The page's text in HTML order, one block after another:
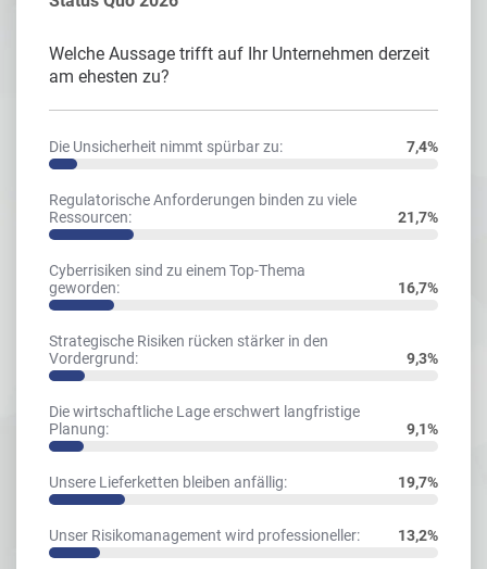
Welche Aussage trifft auf Ihr Unternehmen derzeit
am ehesten zu?
Die Unsicherheit nimmt spürbar zu: 7,4%
Regulatorische Anforderungen binden zu viele
Ressourcen:
21,7%
Cyberrisiken sind zu einem Top-Thema
geworden:
16,7%
Strategische Risiken rücken stärker in den
Vordergrund:
9,3%
Die wirtschaftliche Lage erschwert langfristige
Planung:
9,1%
Unsere Lieferketten bleiben anfällig: 19,7%
Unser Risikomanagement wird professioneller: 13,2%